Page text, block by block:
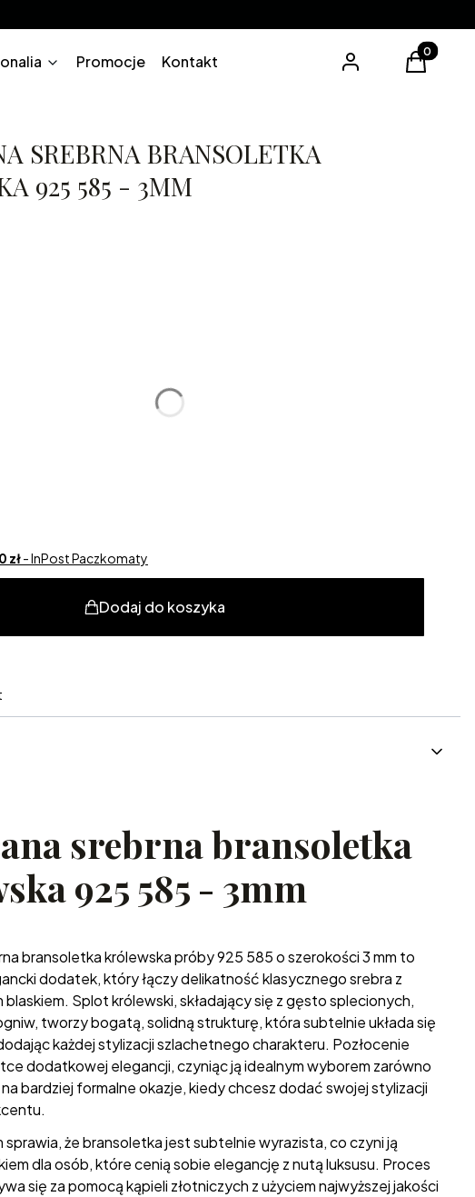
Promocje Kontakt Zaloguj się
Produkty
Koszyk
SREBRNA BRANSOLETKA
925 585 - 3MM
zł- InPost Paczkomaty
Dodaj do koszyka
srebrna bransoletka
925 585 - 3mm
bransoletka królewska próby 925 585 o szerokości 3 mm to
dodatek, który łączy delikatność klasycznego srebra z
blaskiem. Splot królewski, składający się z gęsto splecionych,
tworzy bogatą, solidną strukturę, która subtelnie układa się
każdej stylizacji szlachetnego charakteru. Pozłocenie
dodatkowej elegancji, czyniąc ją idealnym wyborem zarówno
na bardziej formalne okazje, kiedy chcesz dodać swojej stylizacji
sprawia, że bransoletka jest subtelnie wyrazista, co czyni ją
dla osób, które cenią sobie elegancję z nutą luksusu. Proces
się za pomocą kąpieli złotniczych z użyciem najwyższej jakości